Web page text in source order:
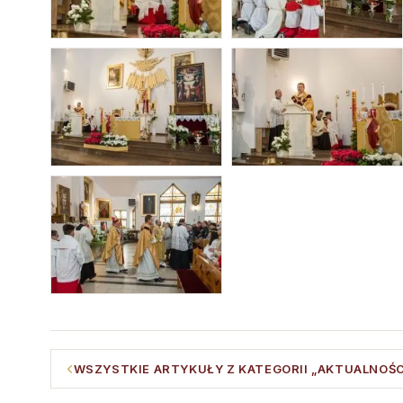
WSZYSTKIE ARTYKUŁY Z KATEGORII